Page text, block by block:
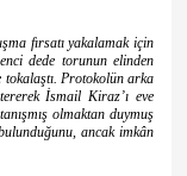
fırsatı yakalamak için
dede torunun elinden
Protokolün arka
İsmail Kiraz’ı eve
olmaktan duymuş
ancak imkân